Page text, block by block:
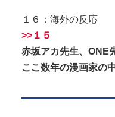
１６：海外の反応
>>１５
赤坂アカ先生、ONE
ここ数年の漫画家の